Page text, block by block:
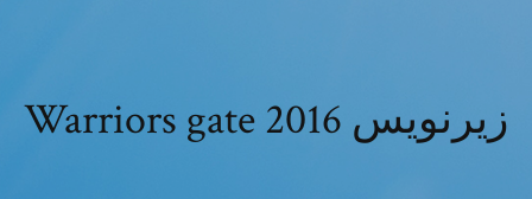
Warriors gate 2016 زیرنویس